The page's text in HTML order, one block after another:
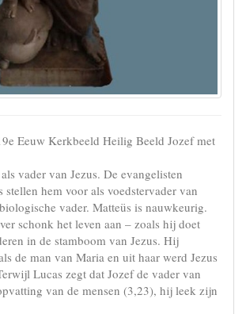
Eeuw Kerkbeeld Heilig Beeld Jozef met
vader van Jezus. De evangelisten
stellen hem voor als voedstervader van
vader. Matteüs is nauwkeurig.
schonk het leven aan – zoals hij doet
in de stamboom van Jezus. Hij
de man van Maria en uit haar werd Jezus
Lucas zegt dat Jozef de vader van
van de mensen (3,23), hij leek zijn